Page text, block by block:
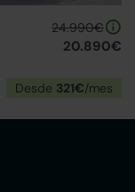
24.990€
20.890€
Desde 321€/mes